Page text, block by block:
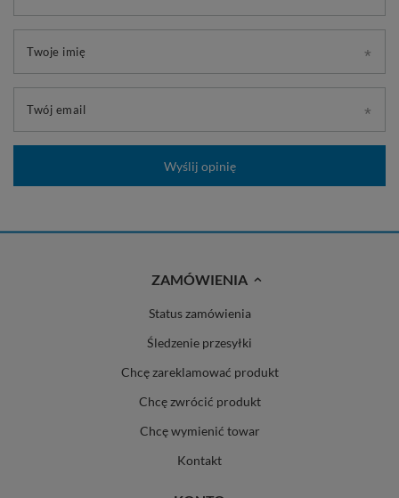
Twoje imię
Twój email
Wyślij opinię
ZAMÓWIENIA
Status zamówienia
Śledzenie przesyłki
Chcę zareklamować produkt
Chcę zwrócić produkt
Chcę wymienić towar
Kontakt